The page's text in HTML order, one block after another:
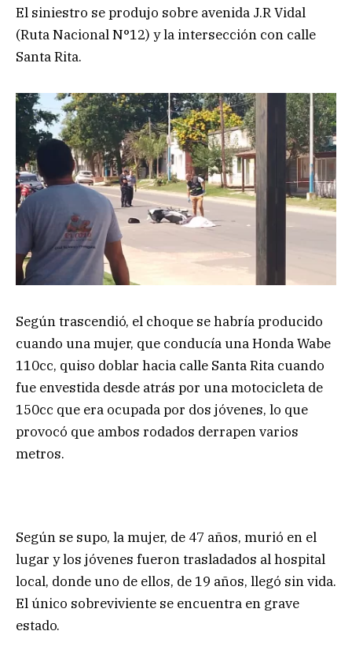
El siniestro se produjo sobre avenida J.R Vidal
(Ruta Nacional N°12) y la intersección con calle
Santa Rita.
Según trascendió, el choque se habría producido
cuando una mujer, que conducía una Honda Wabe
110cc, quiso doblar hacia calle Santa Rita cuando
fue envestida desde atrás por una motocicleta de
150cc que era ocupada por dos jóvenes, lo que
provocó que ambos rodados derrapen varios
metros.
Según se supo, la mujer, de 47 años, murió en el
lugar y los jóvenes fueron trasladados al hospital
local, donde uno de ellos, de 19 años, llegó sin vida.
El único sobreviviente se encuentra en grave
estado.